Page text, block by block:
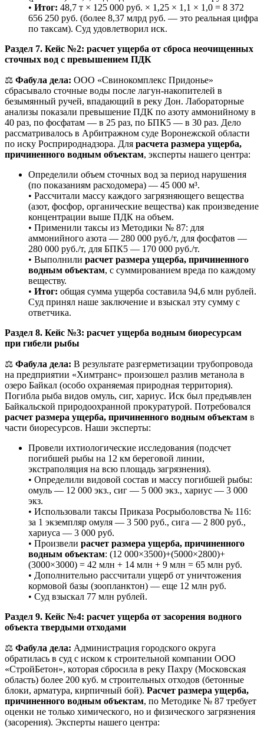
• Итог: 48,7 т × 125 000 руб. × 1,25 × 1,1 × 1,0 = 8 372
656 250 руб. (более 8,37 млрд руб. — это реальная цифра
по таксам). Суд удовлетворил иск.
Раздел 7. Кейс №2: расчет ущерба от сброса неочищенных
сточных вод с превышением ПДК
⚖️ Фабула дела: ООО «Свинокомплекс Придонье»
сбрасывало сточные воды после лагун-накопителей в
безымянный ручей, впадающий в реку Дон. Лабораторные
анализы показали превышение ПДК по азоту аммонийному в
40 раз, по фосфатам — в 25 раз, по БПК5 — в 30 раз. Дело
рассматривалось в Арбитражном суде Воронежской области
по иску Росприроднадзора. Для расчета размера ущерба,
причиненного водным объектам, эксперты нашего центра:
Определили объем сточных вод за период нарушения
(по показаниям расходомера) — 45 000 м³.
• Рассчитали массу каждого загрязняющего вещества
(азот, фосфор, органические вещества) как произведение
концентрации выше ПДК на объем.
• Применили таксы из Методики № 87: для
аммонийного азота — 280 000 руб./т, для фосфатов —
280 000 руб./т, для БПК5 — 170 000 руб./т.
• Выполнили расчет размера ущерба, причиненного
водным объектам, с суммированием вреда по каждому
веществу.
• Итог: общая сумма ущерба составила 94,6 млн рублей.
Суд принял наше заключение и взыскал эту сумму с
ответчика.
Раздел 8. Кейс №3: расчет ущерба водным биоресурсам
при гибели рыбы
⚖️ Фабула дела: В результате разгерметизации трубопровода
на предприятии «Химтранс» произошел разлив метанола в
озеро Байкал (особо охраняемая природная территория).
Погибла рыба видов омуль, сиг, хариус. Иск был предъявлен
Байкальской природоохранной прокуратурой. Потребовался
расчет размера ущерба, причиненного водным объектам в
части биоресурсов. Наши эксперты:
Провели ихтиологические исследования (подсчет
погибшей рыбы на 12 км береговой линии,
экстраполяция на всю площадь загрязнения).
• Определили видовой состав и массу погибшей рыбы:
омуль — 12 000 экз., сиг — 5 000 экз., хариус — 3 000
экз.
• Использовали таксы Приказа Росрыболовства № 116:
за 1 экземпляр омуля — 3 500 руб., сига — 2 800 руб.,
хариуса — 3 000 руб.
• Произвели расчет размера ущерба, причиненного
водным объектам: (12 000×3500)+(5000×2800)+
(3000×3000) = 42 млн + 14 млн + 9 млн = 65 млн руб.
• Дополнительно рассчитали ущерб от уничтожения
кормовой базы (зоопланктон) — еще 12 млн руб.
• Суд взыскал 77 млн рублей.
Раздел 9. Кейс №4: расчет ущерба от засорения водного
объекта твердыми отходами
⚖️ Фабула дела: Администрация городского округа
обратилась в суд с иском к строительной компании ООО
«СтройБетон», которая сбросила в реку Пахру (Московская
область) более 200 куб. м строительных отходов (бетонные
блоки, арматура, кирпичный бой). Расчет размера ущерба,
причиненного водным объектам, по Методике № 87 требует
оценки не только химического, но и физического загрязнения
(засорения). Эксперты нашего центра: